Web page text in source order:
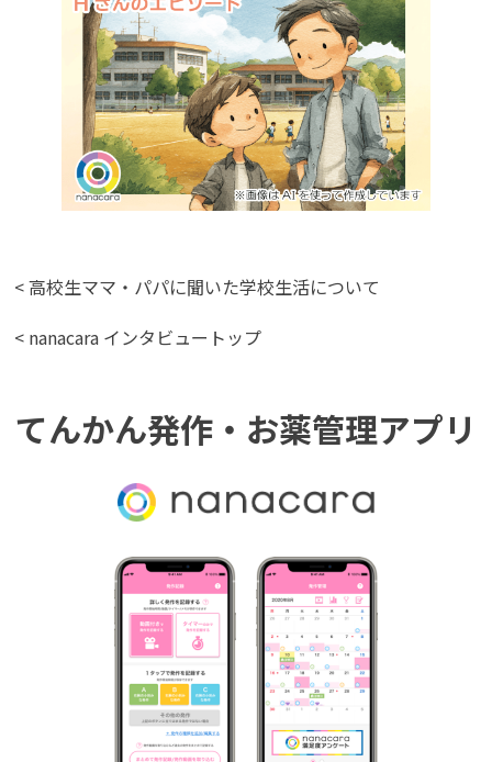
< 高校生ママ・パパに聞いた学校生活について
< nanacara インタビュートップ
てんかん発作・お薬管理アプリ